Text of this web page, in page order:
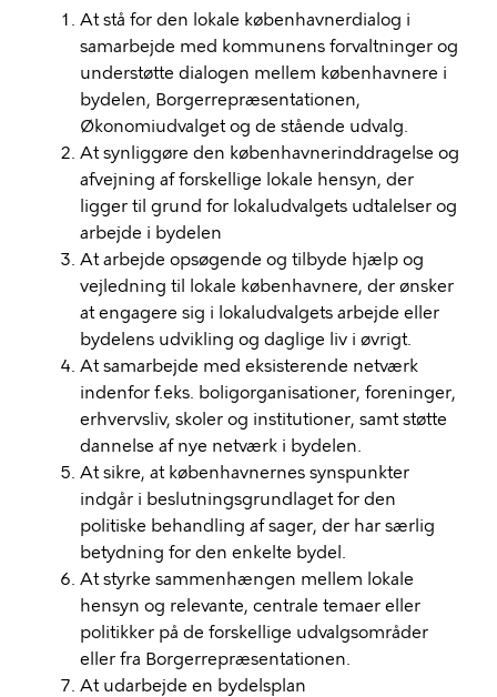
At stå for den lokale københavnerdialog i
samarbejde med kommunens forvaltninger og
understøtte dialogen mellem københavnere i
bydelen, Borgerrepræsentationen,
Økonomiudvalget og de stående udvalg.
At synliggøre den københavnerinddragelse og
afvejning af forskellige lokale hensyn, der
ligger til grund for lokaludvalgets udtalelser og
arbejde i bydelen
At arbejde opsøgende og tilbyde hjælp og
vejledning til lokale københavnere, der ønsker
at engagere sig i lokaludvalgets arbejde eller
bydelens udvikling og daglige liv i øvrigt.
At samarbejde med eksisterende netværk
indenfor f.eks. boligorganisationer, foreninger,
erhvervsliv, skoler og institutioner, samt støtte
dannelse af nye netværk i bydelen.
At sikre, at københavnernes synspunkter
indgår i beslutningsgrundlaget for den
politiske behandling af sager, der har særlig
betydning for den enkelte bydel.
At styrke sammenhængen mellem lokale
hensyn og relevante, centrale temaer eller
politikker på de forskellige udvalgsområder
eller fra Borgerrepræsentationen.
At udarbejde en bydelsplan